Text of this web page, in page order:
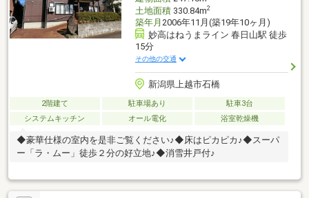
土地面積330.84m2
築年月 2006年11月(築19年10ヶ月)
妙高はねうまライン 春日山駅 徒歩
15分
その他の交通
新潟県上越市石橋
2階建て 駐車場あり
駐車3台
システムキッチン
オール電化 浴室乾燥機
◆豪華仕様の室内を是非ご覧ください♪◆床はピカピカ♪◆スーパ
ー「ラ・ムー」徒歩２分の好立地♪◆消雪井戸付♪